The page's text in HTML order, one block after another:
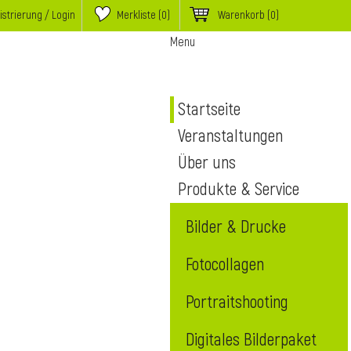
/ Login Merkliste (0) Warenkorb (0)
Menu
Startseite
Veranstaltungen
Über uns
Produkte & Service
Bilder & Drucke
Fotocollagen
Portraitshooting
Digitales Bilderpaket